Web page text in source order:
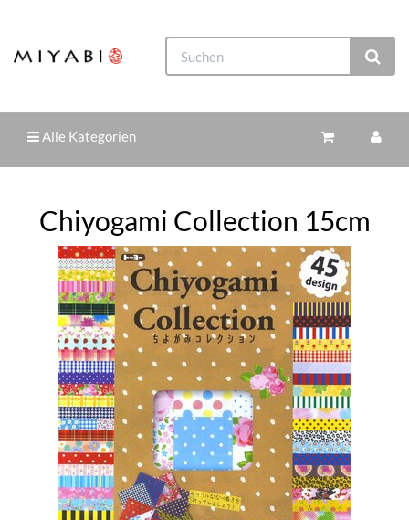
Alle Kategorien
Chiyogami Collection 15cm